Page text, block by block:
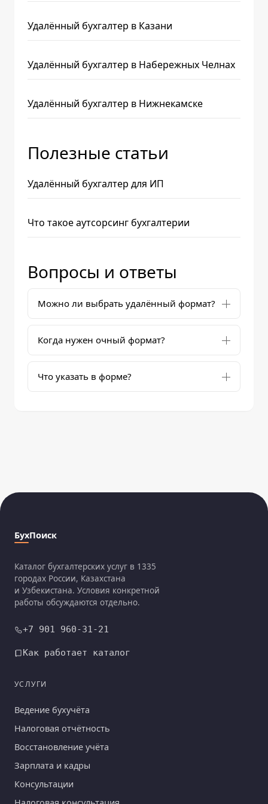
Удалённый бухгалтер в Казани
Удалённый бухгалтер в Набережных Челнах
Удалённый бухгалтер в Нижнекамске
Полезные статьи
Удалённый бухгалтер для ИП
Что такое аутсорсинг бухгалтерии
Вопросы и ответы
Можно ли выбрать удалённый формат?
Когда нужен очный формат?
Что указать в форме?
БухПоиск
Каталог бухгалтерских услуг в 1335
городах России, Казахстана
и Узбекистана. Условия конкретной
работы обсуждаются отдельно.
+7 901 960-31-21
Как работает каталог
УСЛУГИ
Ведение бухучёта
Налоговая отчётность
Восстановление учёта
Зарплата и кадры
Консультации